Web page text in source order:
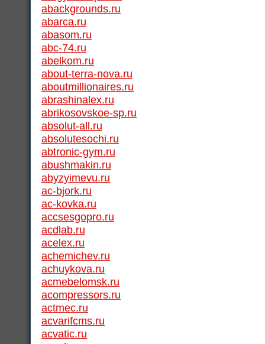
abackgrounds.ru
abarca.ru
abasom.ru
abc-74.ru
abelkom.ru
about-terra-nova.ru
aboutmillionaires.ru
abrashinalex.ru
abrikosovskoe-sp.ru
absolut-all.ru
absolutesochi.ru
abtronic-gym.ru
abushmakin.ru
abyzyimevu.ru
ac-bjork.ru
ac-kovka.ru
accsesgopro.ru
acdlab.ru
acelex.ru
achemichev.ru
achuykova.ru
acmebelomsk.ru
acompressors.ru
actmec.ru
acvarifcms.ru
acvatic.ru